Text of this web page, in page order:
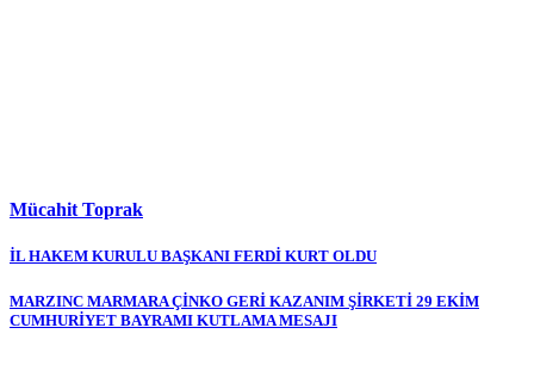
Mücahit Toprak
Yazı
gezinmesi
İL HAKEM KURULU BAŞKANI FERDİ KURT OLDU
MARZINC MARMARA ÇİNKO GERİ KAZANIM ŞİRKETİ 29 EKİM
CUMHURİYET BAYRAMI KUTLAMA MESAJI